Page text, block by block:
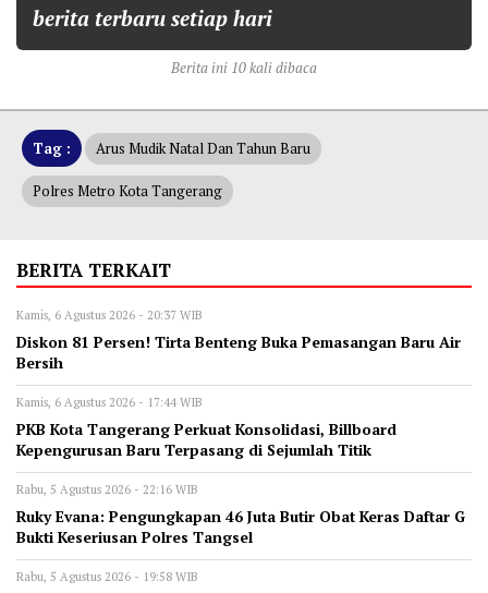
berita terbaru setiap hari
Berita ini 10 kali dibaca
Tag : Arus Mudik Natal Dan Tahun Baru
Polres Metro Kota Tangerang
BERITA TERKAIT
Kamis, 6 Agustus 2026 - 20:37 WIB
Diskon 81 Persen! Tirta Benteng Buka Pemasangan Baru Air
Bersih
Kamis, 6 Agustus 2026 - 17:44 WIB
‎PKB Kota Tangerang Perkuat Konsolidasi, Billboard
Kepengurusan Baru Terpasang di Sejumlah Titik ‎
Rabu, 5 Agustus 2026 - 22:16 WIB
‎Ruky Evana: Pengungkapan 46 Juta Butir Obat Keras Daftar G
Bukti Keseriusan Polres Tangsel
Rabu, 5 Agustus 2026 - 19:58 WIB